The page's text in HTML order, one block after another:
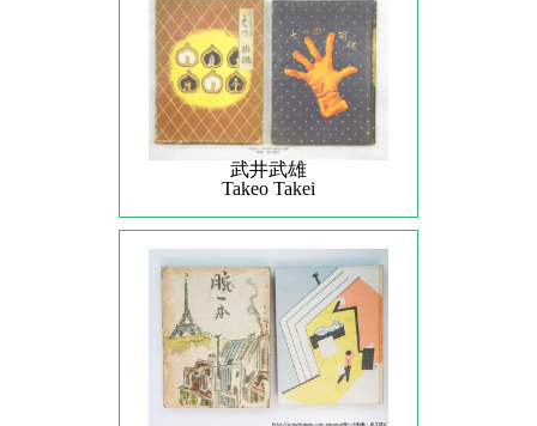
武井武雄
Takeo Takei